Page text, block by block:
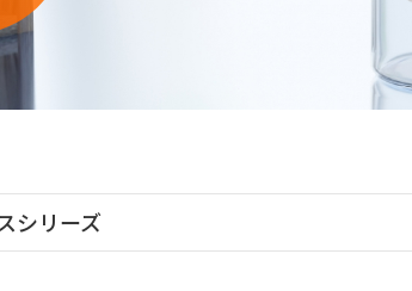
リ工法
シリーズ
環境方針、品
シリーズ